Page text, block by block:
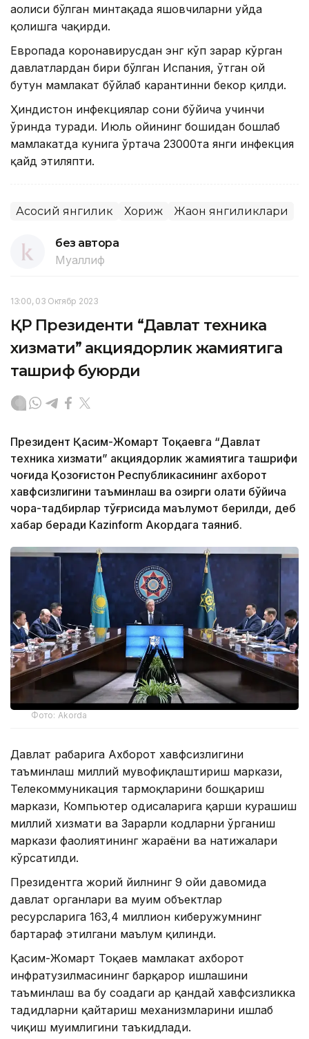
аҳолиси бўлган минтақада яшовчиларни уйда
қолишга чақирди.
Европада коронавирусдан энг кўп зарар кўрган
давлатлардан бири бўлган Испания, ўтган ой
бутун мамлакат бўйлаб карантинни бекор қилди.
Ҳиндистон инфекциялар сони бўйича учинчи
ўринда туради. Июль ойининг бошидан бошлаб
мамлакатда кунига ўртача 23000та янги инфекция
қайд этиляпти.
Асосий янгилик Хориж Жаҳон янгиликлари
без автора
Муаллиф
13:00, 03 Октябр 2023
ҚР Президенти “Давлат техника
хизмати” акциядорлик жамиятига
ташриф буюрди
Президент Қасим-Жомарт Тоқаевга “Давлат
техника хизмати” акциядорлик жамиятига ташрифи
чоғида Қозоғистон Республикасининг ахборот
хавфсизлигини таъминлаш ва ҳозирги ҳолати бўйича
чора-тадбирлар тўғрисида маълумот берилди, деб
хабар беради Каzinform Акордага таяниб.
Фото: Akorda
Давлат раҳбарига Ахборот хавфсизлигини
таъминлаш миллий мувофиқлаштириш маркази,
Телекоммуникация тармоқларини бошқариш
маркази, Компьютер ҳодисаларига қарши курашиш
миллий хизмати ва Зарарли кодларни ўрганиш
маркази фаолиятининг жараёни ва натижалари
кўрсатилди.
Президентга жорий йилнинг 9 ойи давомида
давлат органлари ва муҳим объектлар
ресурсларига 163,4 миллион киберҳужумнинг
бартараф этилгани маълум қилинди.
Қасим-Жомарт Тоқаев мамлакат ахборот
инфратузилмасининг барқарор ишлашини
таъминлаш ва бу соҳадаги ҳар қандай хавфсизликка
таҳдидларни қайтариш механизмларини ишлаб
чиқиш муҳимлигини таъкидлади.